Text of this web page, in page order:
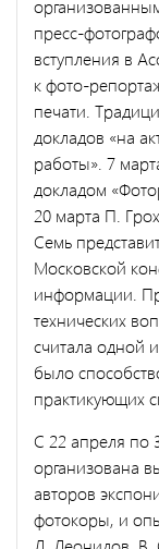
пресс-
вступления в
к фото-
печати.
докладов «на
работы». 7
докладом
20 марта П.
Семь
Московской
информации.
технических
считала одной
было
практикующих
С 22 апреля по
организована
авторов
фотокоры, и